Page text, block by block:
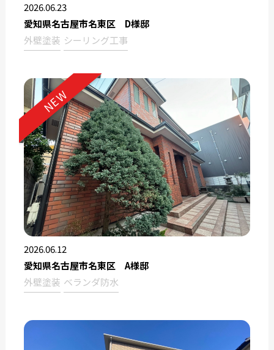
2026.06.23
愛知県名古屋市名東区 D様邸
外壁塗装 シーリング工事
2026.06.12
愛知県名古屋市名東区 A様邸
外壁塗装 ベランダ防水
NEW